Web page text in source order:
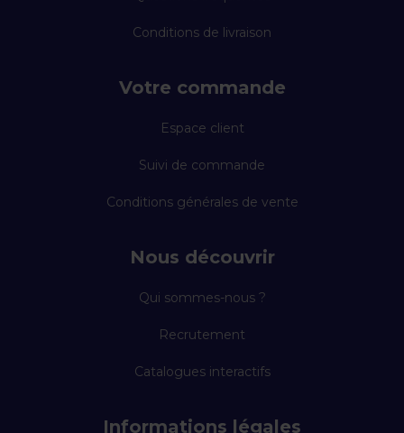
Conditions de livraison
Votre commande
Espace client
Suivi de commande
Conditions générales de vente
Nous découvrir
Qui sommes-nous ?
Recrutement
Catalogues interactifs
Informations légales